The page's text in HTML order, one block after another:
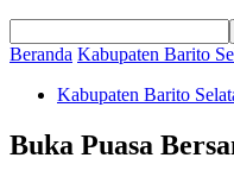
Beranda Kabupaten Barito
Kabupaten Barito
Buka Puasa